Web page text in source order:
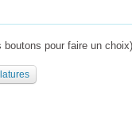
boutons pour faire un choix)